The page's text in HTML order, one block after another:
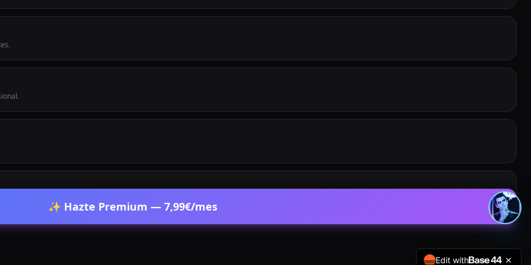
✨ Hazte Premium — 7,99€/mes
Edit with